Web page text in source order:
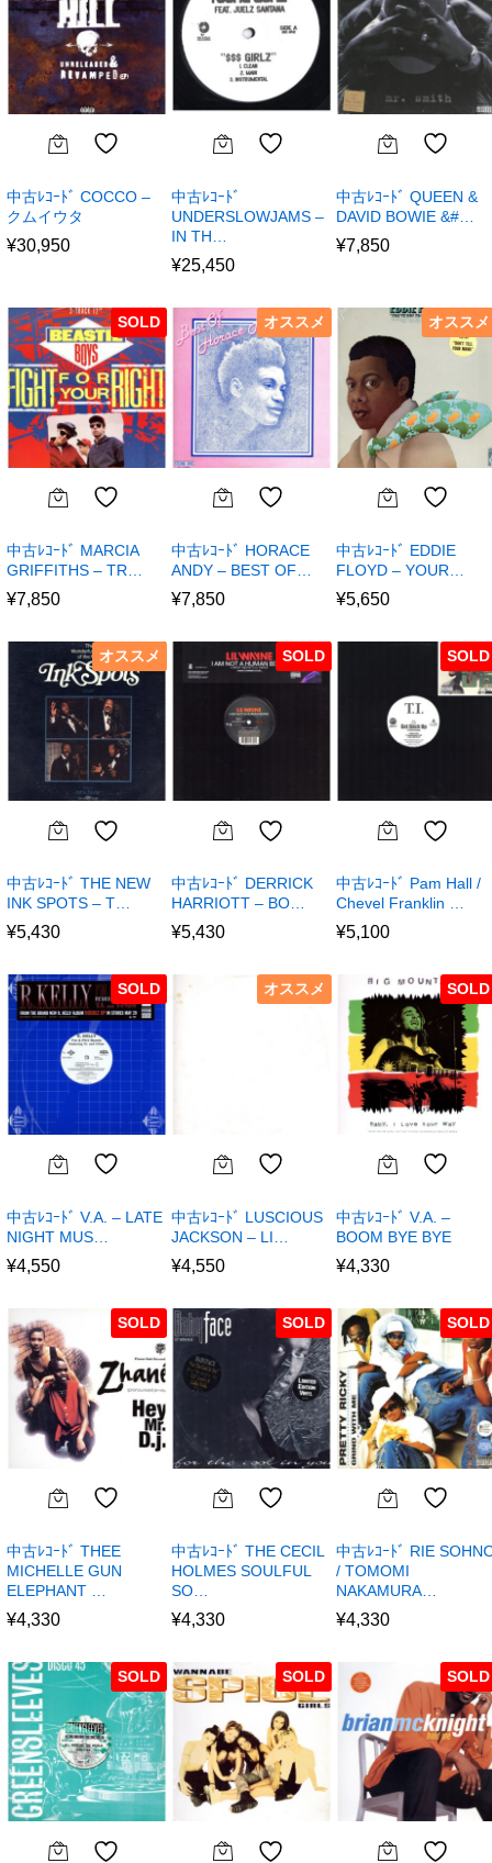
中古ﾚｺｰﾄﾞ COCCO –
クムイウタ
¥30,950
中古ﾚｺｰﾄﾞ
UNDERSLOWJAMS –
IN TH…
¥25,450
中古ﾚｺｰﾄﾞ QUEEN &
DAVID BOWIE &#…
¥7,850
SOLD
中古ﾚｺｰﾄﾞ MARCIA
GRIFFITHS – TR…
¥7,850
オススメ
中古ﾚｺｰﾄﾞ HORACE
ANDY – BEST OF…
¥7,850
オススメ
中古ﾚｺｰﾄﾞ EDDIE
FLOYD – YOUR…
¥5,650
オススメ
中古ﾚｺｰﾄﾞ THE NEW
INK SPOTS – T…
¥5,430
SOLD
中古ﾚｺｰﾄﾞ DERRICK
HARRIOTT – BO…
¥5,430
SOLD
中古ﾚｺｰﾄﾞ Pam Hall /
Chevel Franklin …
¥5,100
SOLD
中古ﾚｺｰﾄﾞ V.A. – LATE
NIGHT MUS…
¥4,550
オススメ
中古ﾚｺｰﾄﾞ LUSCIOUS
JACKSON – LI…
¥4,550
SOLD
中古ﾚｺｰﾄﾞ V.A. –
BOOM BYE BYE
¥4,330
SOLD
中古ﾚｺｰﾄﾞ THEE
MICHELLE GUN
ELEPHANT …
¥4,330
SOLD
中古ﾚｺｰﾄﾞ THE CECIL
HOLMES SOULFUL
SO…
¥4,330
SOLD
中古ﾚｺｰﾄﾞ RIE
/ TOMOMI
NAKAMURA…
¥4,330
SOLD SOLD SOLD